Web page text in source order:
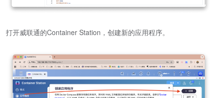
打开威联通的Container Station，创建新的应用程序。